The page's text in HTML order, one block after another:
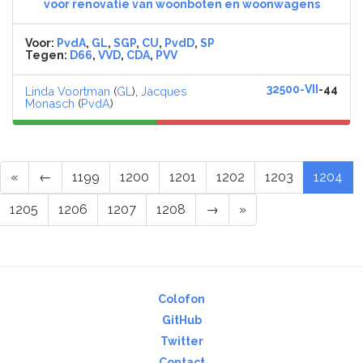
voor renovatie van woonboten en woonwagens
Voor: PvdA, GL, SGP, CU, PvdD, SP
Tegen: D66, VVD, CDA, PVV
Linda Voortman (GL ), Jacques
Monasch (PvdA)
32500-VII -44
« ← 1199 1200 1201 1202 1203 1204
1205 1206 1207 1208 → »
Colofon
GitHub
Twitter